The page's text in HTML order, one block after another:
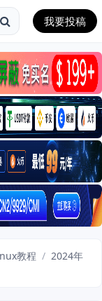
我要投稿
教程 / 2024年